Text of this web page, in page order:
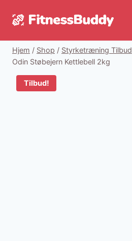
Hjem / Shop / Styrketræning Tilbud
Odin Støbejern Kettlebell 2kg
Tilbud!